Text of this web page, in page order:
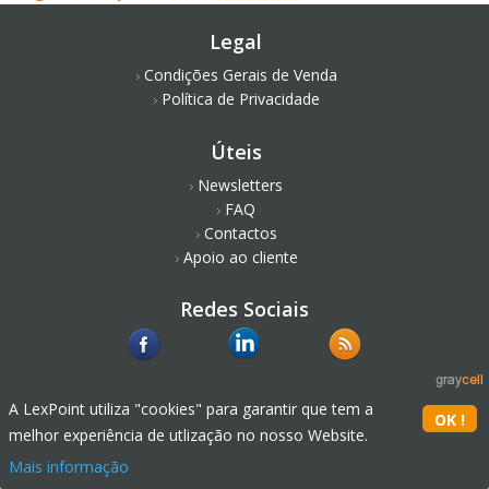
Legal
Condições Gerais de Venda
Política de Privacidade
Úteis
Newsletters
FAQ
Contactos
Apoio ao cliente
Redes Sociais
A LexPoint utiliza "cookies" para garantir que tem a
melhor experiência de utlização no nosso Website.
Mais informação